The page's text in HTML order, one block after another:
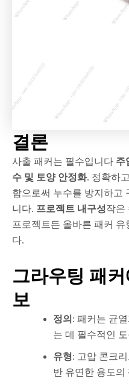
결론
사출 패커는 필수입니다 주
수 및 토양 안정화. 정확하
함으로써 누수를 방지하고
니다. 프로젝트 내구성작은
프로젝트든 올바른 패커 유
다.
그라우팅 패
보
정의 : 패커는 균
는 데 필수적인
유형: 고압 콘크
반 유연한 용도의